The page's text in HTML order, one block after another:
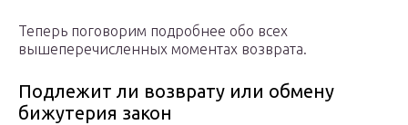
Теперь поговорим подробнее обо всех
вышеперечисленных моментах возврата.
Подлежит ли возврату или обмену
бижутерия закон